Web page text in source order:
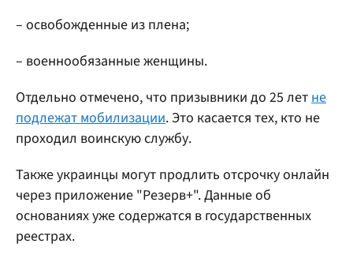
– освобожденные из плена;
– военнообязанные женщины.
Отдельно отмечено, что призывники до 25 летне
подлежат мобилизации. Это касается тех, кто не
проходил воинскую службу.
Также украинцы могут продлить отсрочку онлайн
через приложение "Резерв+". Данные об
основаниях уже содержатся в государственных
реестрах.